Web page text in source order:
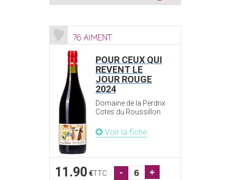
76 AIMENT
POUR CEUX QUI
REVENT LE
JOUR ROUGE
2024
Domaine de la Perdrix
Cotes du Roussillon
Voir la fiche
11.90 €TTC - +